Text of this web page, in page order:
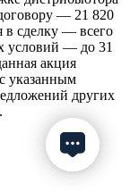
— 21 820
в сделку — всего
условий — до 31
акция
указанным
других